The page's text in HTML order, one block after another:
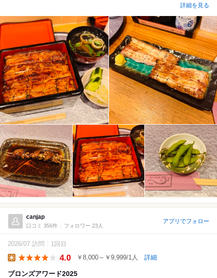
詳細を見る
canjap
口コミ 356件 フォロワー 23人
アプリでフォロー
2026/07 訪問 1回目
4.0 ￥8,000～￥9,999/1人 詳細
ブロンズアワード2025